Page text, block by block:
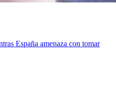
España amenaza con tomar